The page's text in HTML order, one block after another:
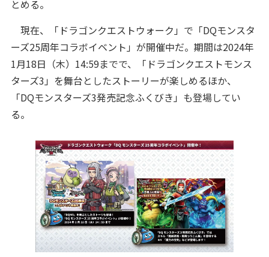
とめる。
現在、「ドラゴンクエストウォーク」で「DQモンスタ
ーズ25周年コラボイベント」が開催中だ。期間は2024年
1月18日（木）14:59までで、「ドラゴンクエストモンス
ターズ3」を舞台としたストーリーが楽しめるほか、
「DQモンスターズ3発売記念ふくびき」も登場してい
る。